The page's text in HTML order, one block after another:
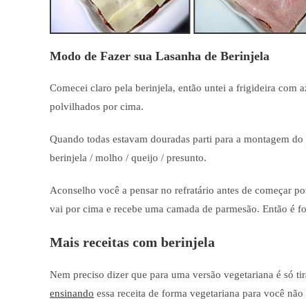
Modo de Fazer sua Lasanha de Berinjela
Comecei claro pela berinjela, então untei a frigideira com
polvilhados por cima.
Quando todas estavam douradas parti para a montagem
berinjela / molho / queijo / presunto.
Aconselho você a pensar no refratário antes de começar
vai por cima e recebe uma camada de parmesão. Então é
Mais receitas com berinjela
Nem preciso dizer que para uma versão vegetariana é só
ensinando essa receita de forma vegetariana para você não